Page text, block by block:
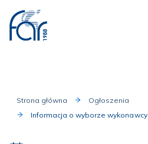
Strona główna
Ogłoszenia
Informacja o wyborze wykonawcy